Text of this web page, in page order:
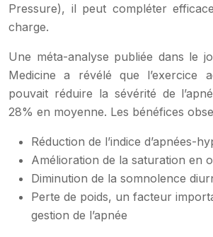
Pressure), il peut compléter
charge.
Une méta-analyse publiée dans le
Medicine a révélé que l’exercice
pouvait réduire la sévérité de
28% en moyenne. Les bénéfices
Réduction de l’indice d’apnées-
Amélioration de la saturation en
Diminution de la somnolence
Perte de poids, un facteur
gestion de l’apnée